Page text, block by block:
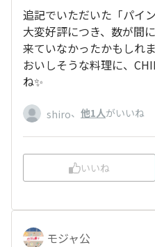
追記でいただいた「パイ
大変好評につき、数が間
来ていなかったかもしれ
おいしそうな料理に、
ね✨
shiro、 他1人がいいね
いいね
モジャ公